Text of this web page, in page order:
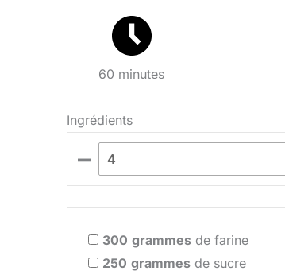
60 minutes
Ingrédients
–
300 grammes de farine
250 grammes de sucre